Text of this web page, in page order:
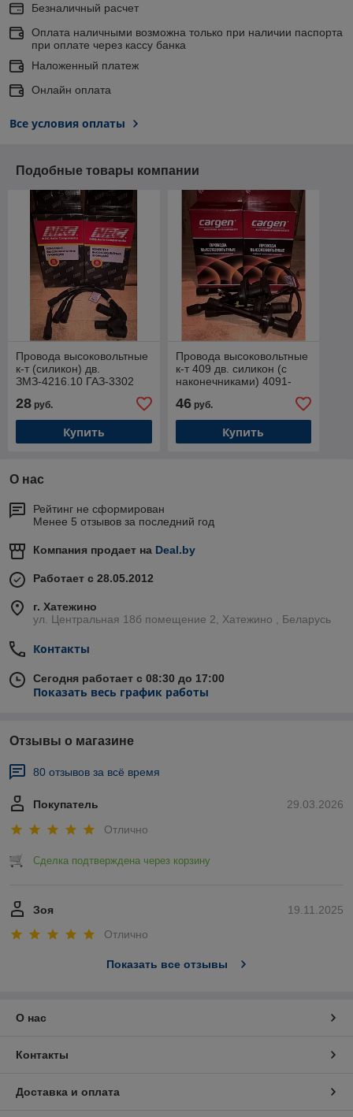
Безналичный расчет
Оплата наличными возможна только при наличии паспорта
при оплате через кассу банка
Наложенный платеж
Онлайн оплата
Все условия оплаты
Подобные товары компании
Провода высоковольтные
к-т (силикон) дв.
ЗМЗ-4216.10 ГАЗ-3302
28 руб.
Купить
Провода высоковольтные
к-т 409 дв. силикон (с
наконечниками) 4091-
46руб.
Купить
О нас
Рейтинг не сформирован
Менее 5 отзывов за последний год
Компания продает на Deal.by
Работает с 28.05.2012
г. Хатежино
ул. Центральная 18б помещение 2, Хатежино , Беларусь
Контакты
Сегодня работает с 08:30 до 17:00
Показать весь график работы
Отзывы о магазине
80 отзывов за всё время
29.03.2026
Покупатель
Отлично
Сделка подтверждена через корзину
19.11.2025
Зоя
Отлично
Показать все отзывы
О нас
Контакты
Доставка и оплата